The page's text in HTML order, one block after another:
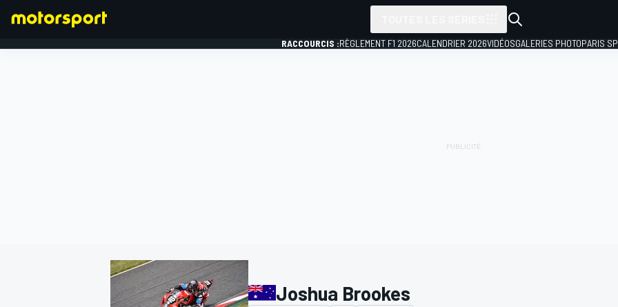
RACCOURCIS :RÈGLEMENT F1 2026CALENDRIER 2026VIDÉOSGALERIES PHOTOPARIS
Joshua Brookes